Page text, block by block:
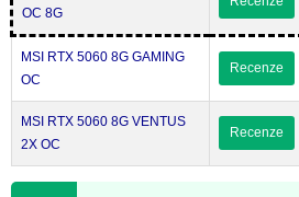
OC 8G
MSI RTX 5060 8G GAMING
OC
Recenze
MSI RTX 5060 8G VENTUS
2X OC
Recenze